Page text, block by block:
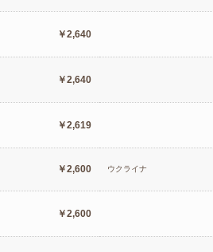
￥2,640
￥2,640
￥2,619
￥2,600 ウクライナ
￥2,600